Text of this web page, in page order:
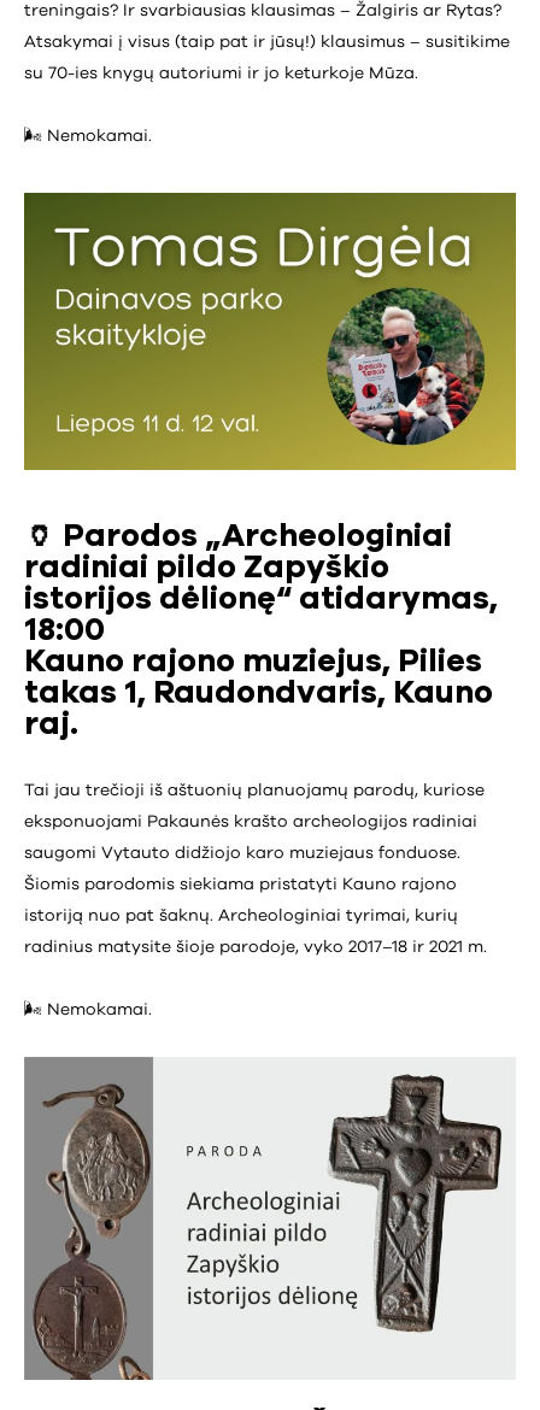
treningais? Ir svarbiausias klausimas – Žalgiris ar Rytas?
Atsakymai į visus (taip pat ir jūsų!) klausimus – susitikime
su 70-ies knygų autoriumi ir jo keturkoje Mūza.
🌬️ Nemokamai.
🏺 Parodos „Archeologiniai
radiniai pildo Zapyškio
istorijos dėlionę“ atidarymas,
18:00
Kauno rajono muziejus, Pilies
takas 1, Raudondvaris, Kauno
raj.
Tai jau trečioji iš aštuonių planuojamų parodų, kuriose
eksponuojami Pakaunės krašto archeologijos radiniai
saugomi Vytauto didžiojo karo muziejaus fonduose.
Šiomis parodomis siekiama pristatyti Kauno rajono
istoriją nuo pat šaknų. Archeologiniai tyrimai, kurių
radinius matysite šioje parodoje, vyko 2017–18 ir 2021 m.
🌬️ Nemokamai.